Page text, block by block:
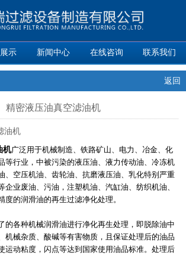
示 新闻中心 在线咨询 联系我们
返回
精密液压油真空滤油机
机广泛用于机械制造、铁路矿山、电力、冶金、化
等行业，中被污染的液压油、液力传动油、冷冻机
、空压机油、齿轮油、抗磨液压油、乳化特别严重
企业废油、污油，注塑机油、汽缸油、纺织机油、
度的润滑油的再生过滤净化处理。
的各种机械润滑油进行净化再生处理，即脱除油中
机械杂质、酸碱等有害物质，且保证处理后的油品
运动粘度，闪点等达到国家使用油品标准。处理后